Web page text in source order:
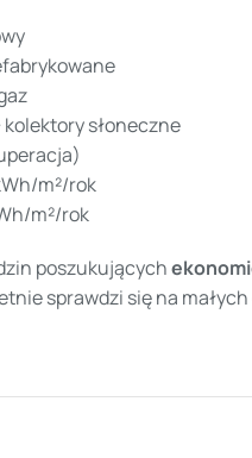
kolektory słoneczne
m²/rok
m²/rok
poszukujących
sprawdzi się na